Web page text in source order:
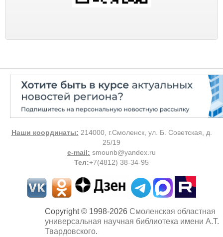
Наши координаты: 214000, г.Смоленск, ул. Б. Советская, д.
25/19
e-mail: smounb@yandex.ru
Тел:+7(4812) 38-34-95
Copyright © 1998-2026 Смоленская областная
универсальная научная библиотека имени А.Т.
Твардовского.